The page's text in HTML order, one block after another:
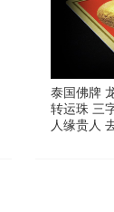
泰国佛牌
转运珠 三
人缘贵人